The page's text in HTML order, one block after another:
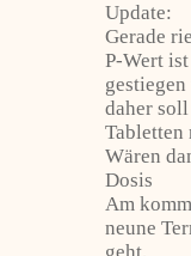
Update:
Gerade
P-Wert
daher
Tabletten
Wären
Dosis
Am
neune